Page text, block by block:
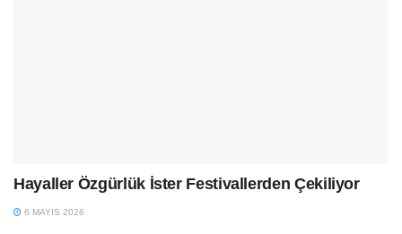
Hayaller Özgürlük İster Festivallerden Çekiliyor
6 MAYIS 2026